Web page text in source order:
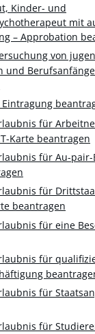
Kinder- und
mit
– Approbation
von
und
für
Karte beantragen
für Au-pair-
für
beantragen
für eine
für
für
für